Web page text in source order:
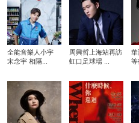
全能音樂人小宇
宋念宇 相隔...
周興哲上海站再訪
虹口足球場 ...
華
等